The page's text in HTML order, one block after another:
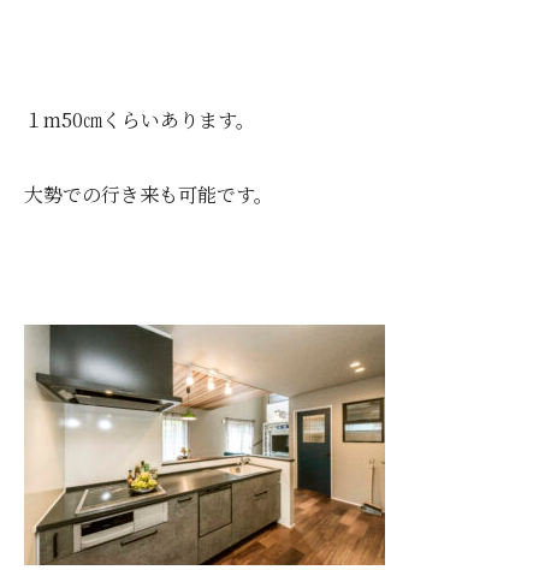
１m50㎝くらいあります。
大勢での行き来も可能です。